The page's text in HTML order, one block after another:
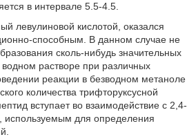
в интервале 5.5-4.5.
левулиновой кислотой, оказался
способным. В данном случае не
сколь-нибудь значительных
водном растворе при различных
реакции в безводном метаноле
количества трифторуксусной
вступает во взаимодействие с 2,4-
используемым для определения